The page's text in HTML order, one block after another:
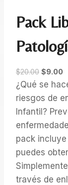
Pack
$20.00 E
l
p
r
e
c
i
o
o
$9.00
l
p
e
c
i
o
a
c
¿Qué se
riesgos de
Infantil?
pack incluye
puedes
través de